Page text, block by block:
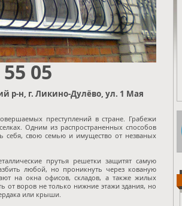
05
р-н, г. Ликино-Дулёво, ул. 1 Мая
преступлений в стране. Грабежи
Одним из распространенных способов
себя, свою семью и имущество от незваных
прутья решетки защитят самую
любой, но проникнуть через кованую
на окна офисов, складов, а также жилых
воров не только нижние этажи здания, но
или крыши.